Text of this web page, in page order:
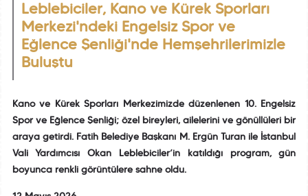
Leblebiciler, Kano ve Kürek Sporları
Merkezi'ndeki Engelsiz Spor ve
Eğlence Şenliği'nde Hemşehrilerimizle
Buluştu
Kano ve Kürek Sporları Merkezimizde düzenlenen 10. Engelsiz
Spor ve Eğlence Şenliği; özel bireyleri, ailelerini ve gönüllüleri bir
araya getirdi. Fatih Belediye Başkanı M. Ergün Turan ile İstanbul
Vali Yardımcısı Okan Leblebiciler’in katıldığı program, gün
boyunca renkli görüntülere sahne oldu.